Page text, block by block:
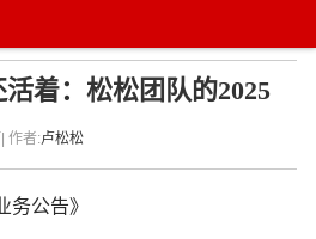
着：松松团队的2025
| 作者:卢松松
务公告》